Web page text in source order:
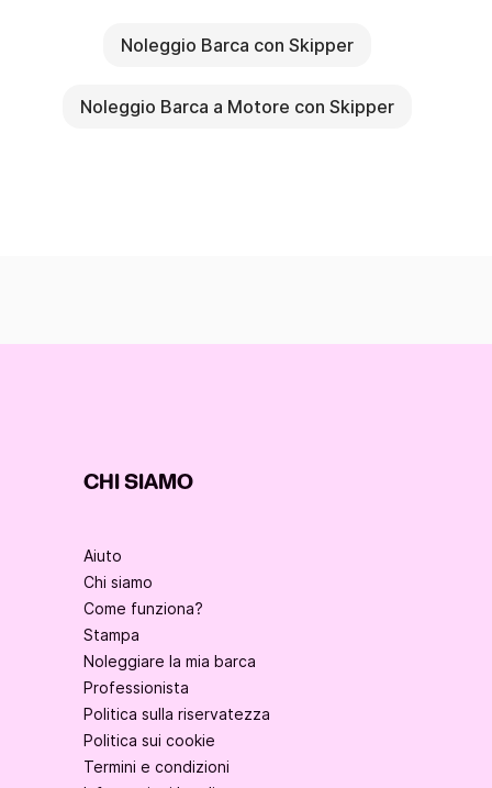
Noleggio Barca con Skipper
Noleggio Barca a Motore con Skipper
CHI SIAMO
Aiuto
Chi siamo
Come funziona?
Stampa
Noleggiare la mia barca
Professionista
Politica sulla riservatezza
Politica sui cookie
Termini e condizioni